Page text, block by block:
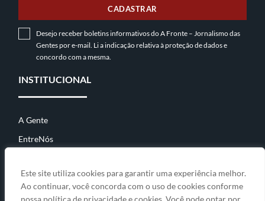
Este site utiliza cookies para garantir uma experiência melhor.
Ao continuar, você concorda com o uso de cookies conforme
nossa política de privacidade e cookies. Você pode optar por
CADASTRAR
Desejo receber boletins informativos do A Fronte – Jornalismo das
Gentes por e-mail. Li a indicação relativa àproteção de dadose
concordo com a mesma.
INSTITUCIONAL
A Gente
EntreNós